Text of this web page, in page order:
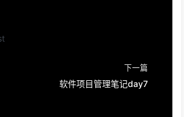
下一篇
软件项目管理笔记day7